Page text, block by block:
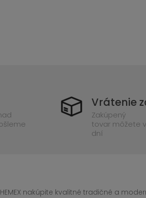
Vrátenie
Zakúpený
tovar môžete
dní
nakúpite kvalitné tradičné a